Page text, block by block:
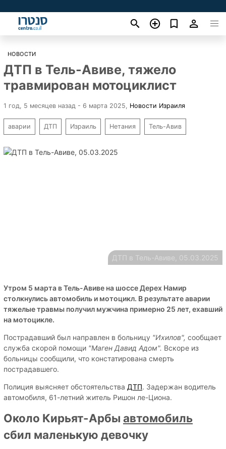
НОВОСТИ
ДТП в Тель-Авиве, тяжело
травмирован мотоциклист
1 год, 5 месяцев назад - 6 марта 2025 Новости Израиля
аварии ДТП Израиль Нетания Тель-Авив
ДТП в Тель-Авиве, 05.03.2025
Утром 5 марта в Тель-Авиве на шоссе Дерех Намир
столкнулись автомобиль и мотоцикл. В результате аварии
тяжелые травмы получил мужчина примерно 25 лет, ехавший
на мотоцикле.
Пострадавший был направлен в больницу "Ихилов", сообщает
служба скорой помощи "Маген Давид Адом". Вскоре из
больницы сообщили, что констатирована смерть
пострадавшего.
Полиция выясняет обстоятельства ДТП. Задержан водитель
автомобиля, 61-летний житель Ришон ле-Циона.
Около Кирьят-Арбы автомобиль
сбил маленькую девочку